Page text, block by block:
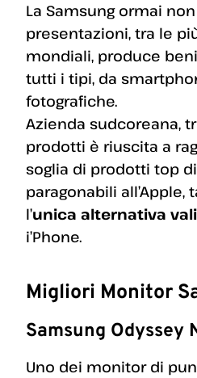
La Samsung ormai
presentazioni, tra le
mondiali, produce
tutti i tipi, da
fotografiche.
Azienda sudcoreana,
prodotti è riuscita a
soglia di prodotti top
paragonabili all’Apple,
l’unica alternativa
i’Phone.
Migliori Monitor
Samsung Odyssey
Uno dei monitor di